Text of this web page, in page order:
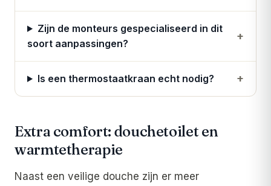
Zijn de monteurs gespecialiseerd in dit
soort aanpassingen?
+
Is een thermostaatkraan echt nodig? +
Extra comfort: douchetoilet en
warmtetherapie
Naast een veilige douche zijn er meer